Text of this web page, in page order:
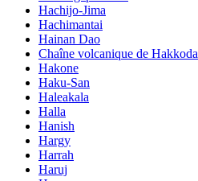
Hachijo-Jima
Hachimantai
Hainan Dao
Chaîne volcanique de Hakkoda
Hakone
Haku-San
Haleakala
Halla
Hanish
Hargy
Harrah
Haruj